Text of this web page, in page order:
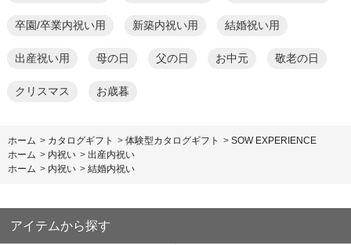
卒園/卒業内祝い用 新築内祝い用 結婚祝い用
出産祝い用 母の日 父の日 お中元 敬老の日
クリスマス お歳暮
ホーム > カタログギフト > 体験型カタログギフト > SOW EXPERIENCE
ホーム > 内祝い > 出産内祝い
ホーム > 内祝い > 結婚内祝い
アイテムから探す